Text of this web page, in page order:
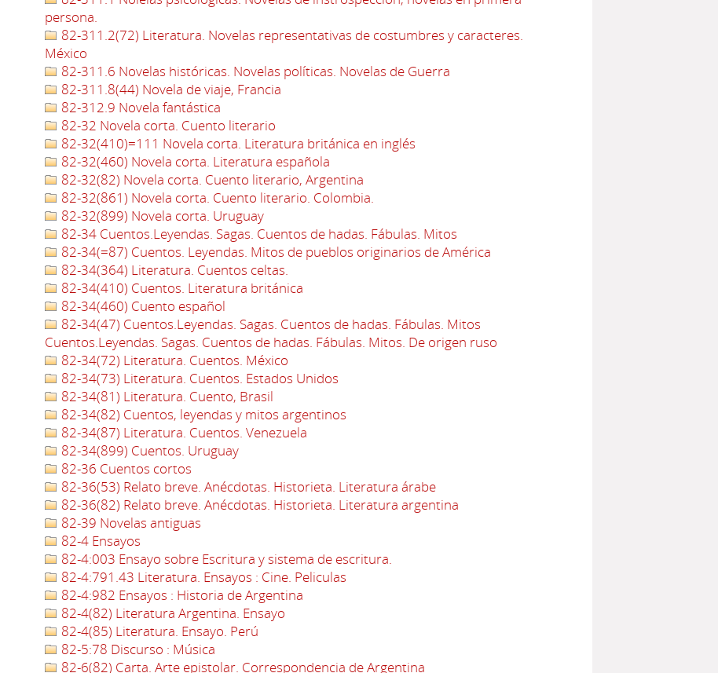
persona.
82-311.2(72) Literatura. Novelas representativas de costumbres y caracteres.
México
82-311.6 Novelas históricas. Novelas políticas. Novelas de Guerra
82-311.8(44) Novela de viaje, Francia
82-312.9 Novela fantástica
82-32 Novela corta. Cuento literario
82-32(410)=111 Novela corta. Literatura británica en inglés
82-32(460) Novela corta. Literatura española
82-32(82) Novela corta. Cuento literario, Argentina
82-32(861) Novela corta. Cuento literario. Colombia.
82-32(899) Novela corta. Uruguay
82-34 Cuentos.Leyendas. Sagas. Cuentos de hadas. Fábulas. Mitos
82-34(=87) Cuentos. Leyendas. Mitos de pueblos originarios de América
82-34(364) Literatura. Cuentos celtas.
82-34(410) Cuentos. Literatura británica
82-34(460) Cuento español
82-34(47) Cuentos.Leyendas. Sagas. Cuentos de hadas. Fábulas. Mitos
Cuentos.Leyendas. Sagas. Cuentos de hadas. Fábulas. Mitos. De origen ruso
82-34(72) Literatura. Cuentos. México
82-34(73) Literatura. Cuentos. Estados Unidos
82-34(81) Literatura. Cuento, Brasil
82-34(82) Cuentos, leyendas y mitos argentinos
82-34(87) Literatura. Cuentos. Venezuela
82-34(899) Cuentos. Uruguay
82-36 Cuentos cortos
82-36(53) Relato breve. Anécdotas. Historieta. Literatura árabe
82-36(82) Relato breve. Anécdotas. Historieta. Literatura argentina
82-39 Novelas antiguas
82-4 Ensayos
82-4:003 Ensayo sobre Escritura y sistema de escritura.
82-4:791.43 Literatura. Ensayos : Cine. Peliculas
82-4:982 Ensayos : Historia de Argentina
82-4(82) Literatura Argentina. Ensayo
82-4(85) Literatura. Ensayo. Perú
82-5:78 Discurso : Música
82-6(82) Carta. Arte epistolar. Correspondencia de Argentina